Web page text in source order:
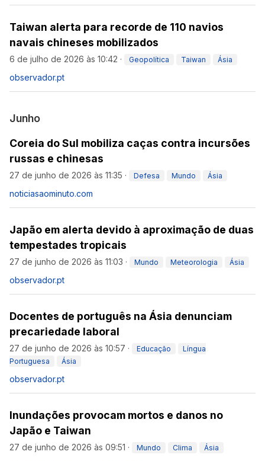
Taiwan alerta para recorde de 110 navios
navais chineses mobilizados
6 de julho de 2026 às 10:42 · Geopolítica Taiwan Ásia
observador.pt
Junho
Coreia do Sul mobiliza caças contra incursões
russas e chinesas
27 de junho de 2026 às 11:35 · Defesa Mundo Ásia
noticiasaominuto.com
Japão em alerta devido à aproximação de duas
tempestades tropicais
27 de junho de 2026 às 11:03 · Mundo Meteorologia Ásia
observador.pt
Docentes de português na Ásia denunciam
precariedade laboral
27 de junho de 2026 às 10:57 · Educação
Língua
Portuguesa
Ásia
observador.pt
Inundações provocam mortos e danos no
Japão e Taiwan
27 de junho de 2026 às 09:51 · Mundo Clima Ásia